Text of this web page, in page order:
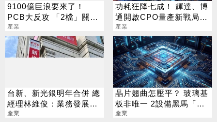
9100億巨浪要來了！
PCB大反攻 「2檔」關門
鎖漲停
產業
功耗狂降七成！ 輝達、博
通開啟CPO量產新戰局 3
大瓶頸曝光
產業
台新、新光銀明年合併 總
經理林維俊：業務發展更
均衡
產業
晶片翹曲怎壓平？ 玻璃基
板非唯一 2設備黑馬「防
彎神器」曝
產業